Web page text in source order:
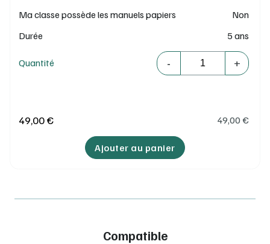
Ma classe possède les manuels papiers
Non
Durée
5 ans
Quantité -
Quantité
+
49,00 € 49,00 €
Ajouter au panier
Compatible